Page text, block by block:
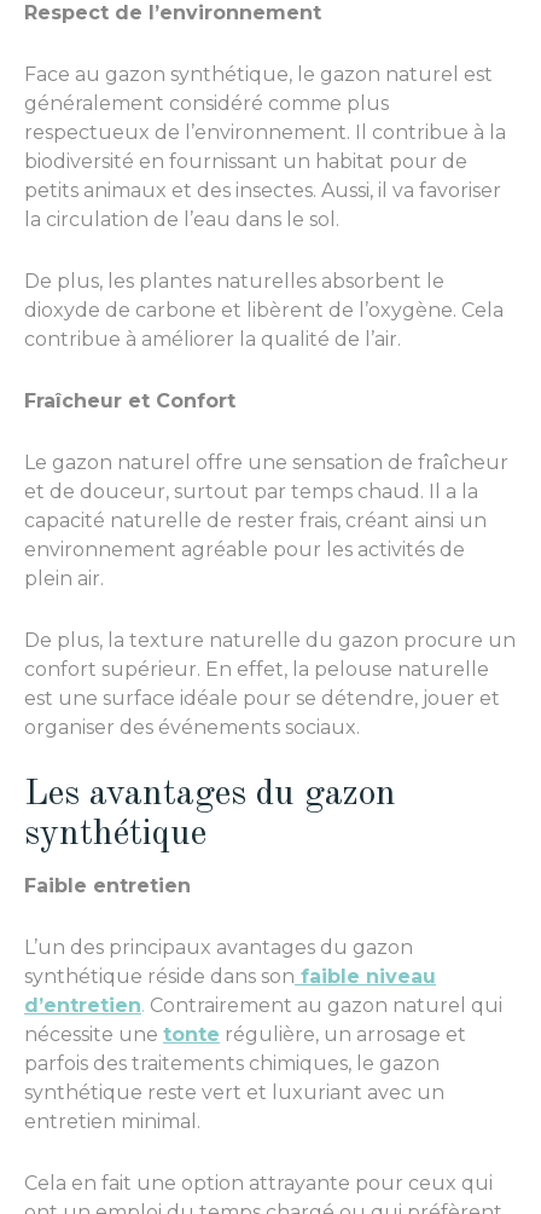
Respect de l’environnement
Face au gazon synthétique, le gazon naturel est
généralement considéré comme plus
respectueux de l’environnement. Il contribue à la
biodiversité en fournissant un habitat pour de
petits animaux et des insectes. Aussi, il va favoriser
la circulation de l’eau dans le sol.
De plus, les plantes naturelles absorbent le
dioxyde de carbone et libèrent de l’oxygène. Cela
contribue à améliorer la qualité de l’air.
Fraîcheur et Confort
Le gazon naturel offre une sensation de fraîcheur
et de douceur, surtout par temps chaud. Il a la
capacité naturelle de rester frais, créant ainsi un
environnement agréable pour les activités de
plein air.
De plus, la texture naturelle du gazon procure un
confort supérieur. En effet, la pelouse naturelle
est une surface idéale pour se détendre, jouer et
organiser des événements sociaux.
Les avantages du gazon
synthétique
Faible entretien
L’un des principaux avantages du gazon
synthétique réside dans son faible niveau
d’entretien. Contrairement au gazon naturel qui
nécessite une tonte régulière, un arrosage et
parfois des traitements chimiques, le gazon
synthétique reste vert et luxuriant avec un
entretien minimal.
Cela en fait une option attrayante pour ceux qui